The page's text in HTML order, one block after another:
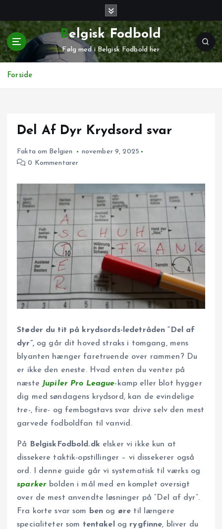
t
i
i
Belgisk Fodbold
Følg med i Belgisk Fodbold her
Forside
Del Af Dyr Krydsord svar
Fakta om Belgien
november 9, 2025
0 Kommentarer
Støder du tit på krydsords-ledetråden “Del af
dyr”,og går dit hoved straks i tomgang, mens
blyanten hænger faretruende over rammen? Du
er ikke den eneste. Hvad enten du venter på
næste Jupiler Pro League-kamp eller blot hygger
dig med søndagens krydsord, kan de evindelige
tre-, fire- og fembogstavs svar drive selv den mest
garvede fodboldfan til vanvid.
På BelgiskFodbold.dk elsker vi ikke kun at
dissekere taktik-opstillinger – vi dissekerer også
ord. I denne guide går vi systematisk til værks og
sparker bolden i mål med en komplet oversigt
over de mest anvendte løsninger på “Del af dyr”.
Fra korte svar som
ben og øre til længere
specialiteter som tentakel og rygfinne, bliver du